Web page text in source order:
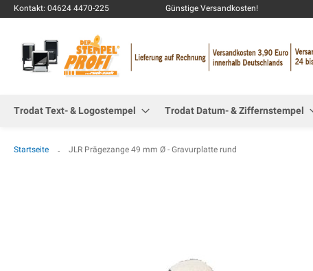
Kontakt: 04624 4470-225 Günstige Versandkosten!
Trodat Text- & Logostempel Trodat Datum- & Ziffernstempel
Startseite JLR Prägezange 49 mm Ø - Gravurplatte rund